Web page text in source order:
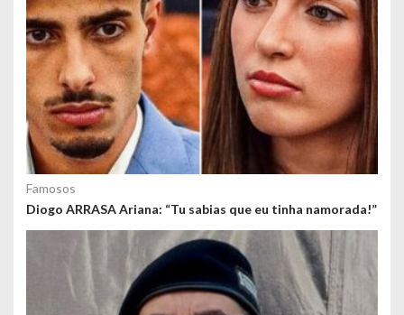
Famosos
Diogo ARRASA Ariana: “Tu sabias que eu tinha namorada!”